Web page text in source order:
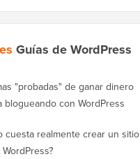
Guías de WordPress
"probadas" de ganar dinero
blogueando con WordPress
cuesta realmente crear un sitio